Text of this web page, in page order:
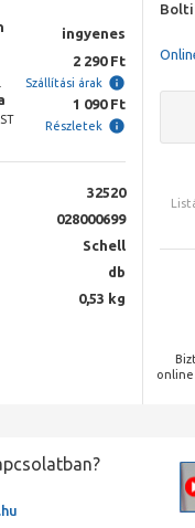
ingyenes
2 290 Ft
Szállítási árak
1 090 Ft
Részletek
32520
028000699
Schell
db
0,53 kg
Bolti
online